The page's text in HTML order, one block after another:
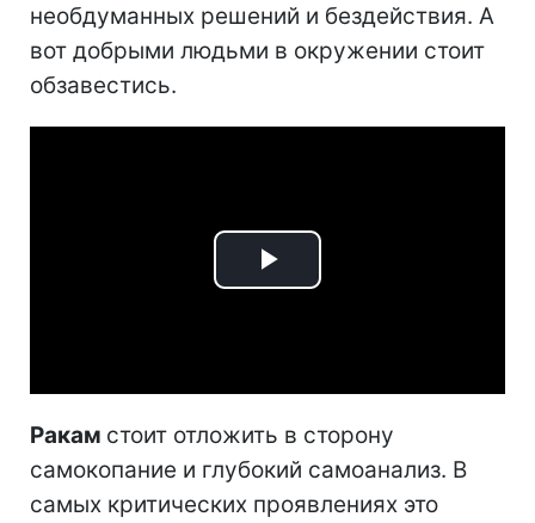
необдуманных решений и бездействия. А
вот добрыми людьми в окружении стоит
обзавестись.
Play
Ракам стоит отложить в сторону
самокопание и глубокий самоанализ. В
самых критических проявлениях это